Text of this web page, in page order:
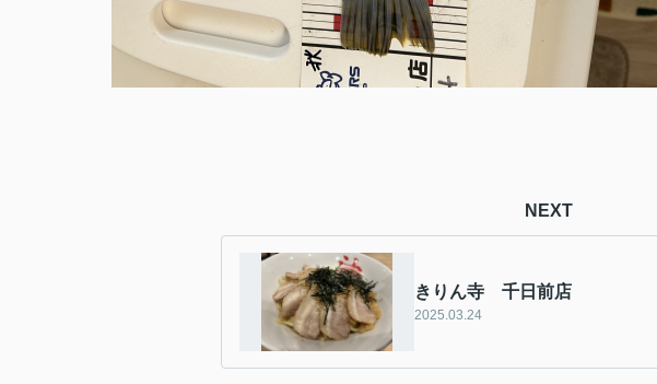
NEXT
きりん寺 千日前店
2025.03.24